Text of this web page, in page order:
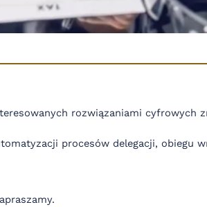
rozwiązaniami cyfrowych
procesów delegacji, obiegu